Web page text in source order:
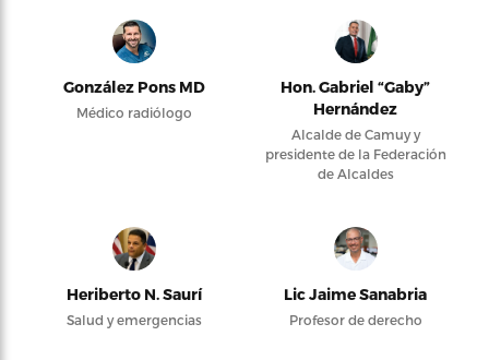
González Pons MD
Médico radiólogo
Hon. Gabriel “Gaby”
Hernández
Alcalde de Camuy y
presidente de la Federación
de Alcaldes
Heriberto N. Saurí
Salud y emergencias
Lic Jaime Sanabria
Profesor de derecho